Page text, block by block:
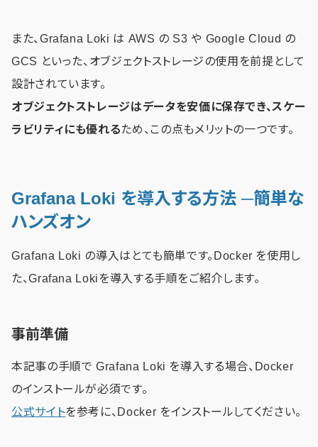
また、Grafana Loki は AWS の S3 や Google Cloud の
GCS といった、オブジェクトストレージの使用を前提として
設計されています。
オブジェクトストレージはデータを安価に保存でき、スケー
ラビリティにも優れるため、この点もメリットの一つです。
Grafana Loki を導入する方法 ─簡単な
ハンズオン
Grafana Loki の導入はとても簡単です。Docker を使用し
た、Grafana Lokiを導入する手順をご紹介します。
事前準備
本記事の手順で Grafana Loki を導入する場合、Docker
のインストールが必須です。
公式サイトを参考に、Docker をインストールしてください。